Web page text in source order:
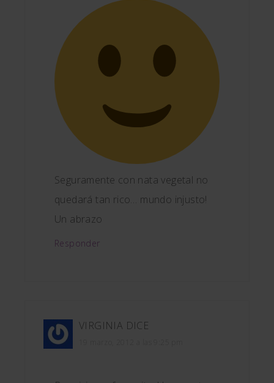
Seguramente con nata vegetal no
quedará tan rico… mundo injusto!
Un abrazo
Responder
VIRGINIA DICE